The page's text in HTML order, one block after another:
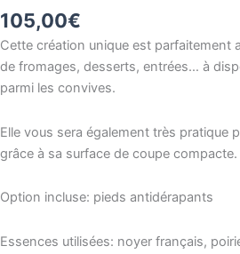
105,00€
Cette création unique est parfaitement
de fromages, desserts, entrées… à
parmi les convives.
Elle vous sera également très pratique
grâce à sa surface de coupe compacte.
Option incluse: pieds antidérapants
Essences utilisées: noyer français,